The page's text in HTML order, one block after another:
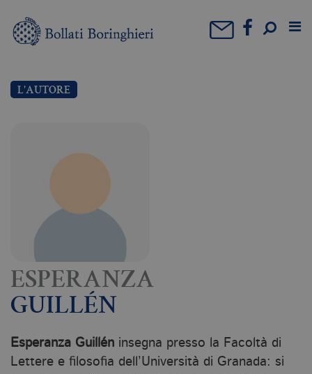
L'AUTORE
ESPERANZA
GUILLÉN
Esperanza Guillén insegna presso la Facoltà di
Lettere e filosofia dell’Università di Granada: si